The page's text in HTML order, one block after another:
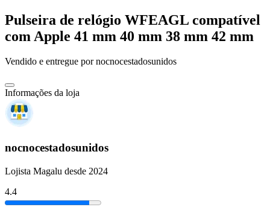
Pulseira de relógio WFEAGL compatível
com Apple 41 mm 40 mm 38 mm 42 mm
Vendido e entregue por nocnocestadosunidos
Informações da loja
nocnocestadosunidos
Lojista Magalu desde 2024
4.4